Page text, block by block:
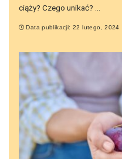
ciąży? Czego unikać? ...
Data publikacji: 22 lutego, 2024